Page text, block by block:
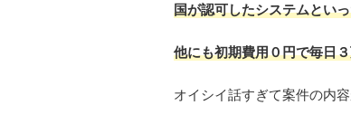
国が認可したシステムとい
他にも初期費用０円で毎日
オイシイ話すぎて案件の内